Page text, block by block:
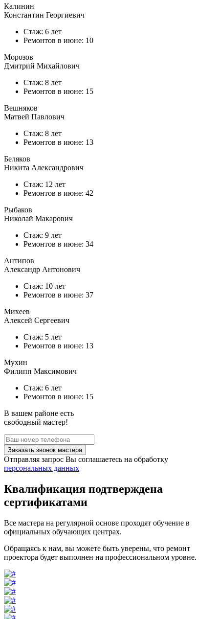
Калинин
Константин Георгиевич
Стаж: 6 лет
Ремонтов в июне: 10
Морозов
Дмитрий Михайлович
Стаж: 8 лет
Ремонтов в июне: 15
Вешняков
Матвей Павлович
Стаж: 8 лет
Ремонтов в июне: 13
Беляков
Никита Александрович
Стаж: 12 лет
Ремонтов в июне: 42
Рыбаков
Николай Макарович
Стаж: 9 лет
Ремонтов в июне: 34
Антипов
Александр Антонович
Стаж: 10 лет
Ремонтов в июне: 37
Михеев
Алексей Сергеевич
Стаж: 5 лет
Ремонтов в июне: 13
Мухин
Филипп Максимович
Стаж: 6 лет
Ремонтов в июне: 15
В вашем районе есть
свободный мастер!
Заказать звонок мастера
Отправляя запрос Вы соглашаетесь на обработку
персональных данных
Квалификация подтверждена
сертификатами
Все мастера на регулярной основе проходят обучение в
официальных обучающих центрах.
Обращаясь к нам, вы можете быть уверены, что ремонт
проектора будет выполнен на профессиональном уровне.